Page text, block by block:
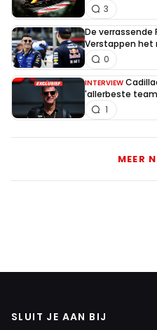
3
De verrassende
Verstappen het
0
INTERVIEW
'allerbeste
1
MEER
SLUIT JE AAN BIJ